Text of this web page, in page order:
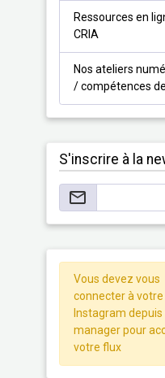
Ressources en
CRIA
Nos ateliers
/ compétences
S'inscrire à la
Vous devez vous
connecter à
Instagram
manager pour
votre flux